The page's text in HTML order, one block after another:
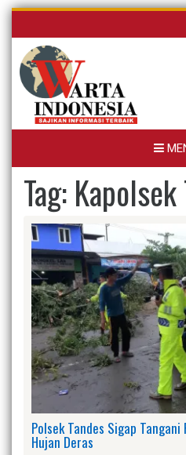
Skip
content
Tag: Kapolsek
Polsek Tandes Sigap
Hujan Deras